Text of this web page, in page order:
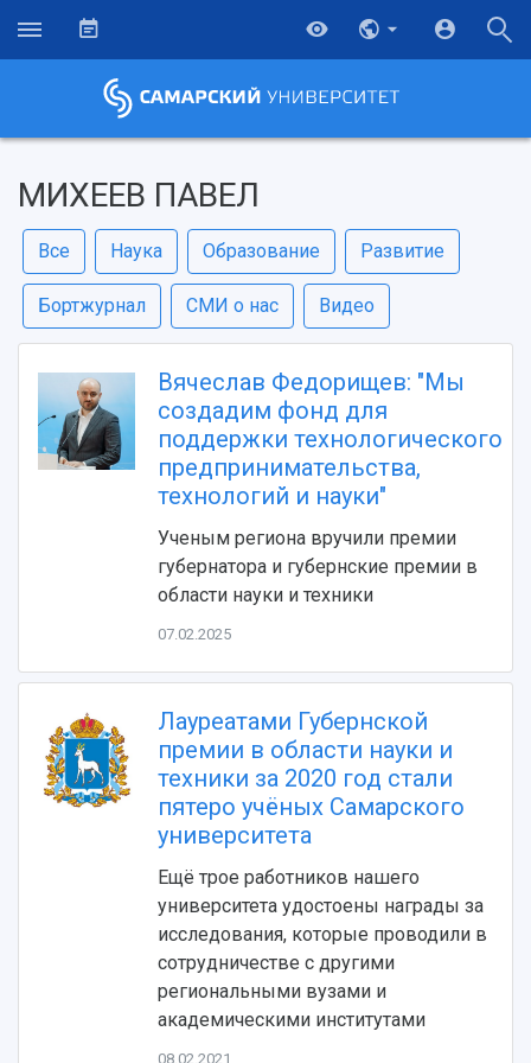
НАЗАД
Об университете
История
Ключевые факты
Рейтинги
Руководство
Наблюдательный совет
Попечительский совет
Ученый совет
Кадровый резерв
Новости
Главные новости
Бортжурнал
Объявления
СМИ об университете
Пресс-центр
Газета "Полет"
Газета "Самарский университет"
Образование
Почему я выбираю Самарский университет?
Абитуриенту
Бакалавриат и специалитет
Магистратура
Формы обучения
Учебные планы
Дополнительное образование
Институты и факультеты
Научно-исследовательская деятельность
Основные научные направления
Научные школы и ведущие научные коллективы
Диссертационные советы
Подготовка научных кадров
Научно-технический совет
Научные проекты и темы
Аспирантура и докторантура
МИХЕЕВ ПАВЕЛ
Все Наука Образование Развитие
Бортжурнал СМИ о нас Видео
Вячеслав Федорищев: "Мы
создадим фонд для
поддержки технологического
предпринимательства,
технологий и науки"
Ученым региона вручили премии
губернатора и губернские премии в
области науки и техники
07.02.2025
Лауреатами Губернской
премии в области науки и
техники за 2020 год стали
пятеро учёных Самарского
университета
Ещё трое работников нашего
университета удостоены награды за
исследования, которые проводили в
сотрудничестве с другими
региональными вузами и
академическими институтами
08.02.2021